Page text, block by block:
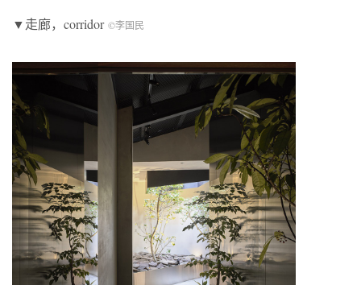
▼走廊，corridor ©李国民